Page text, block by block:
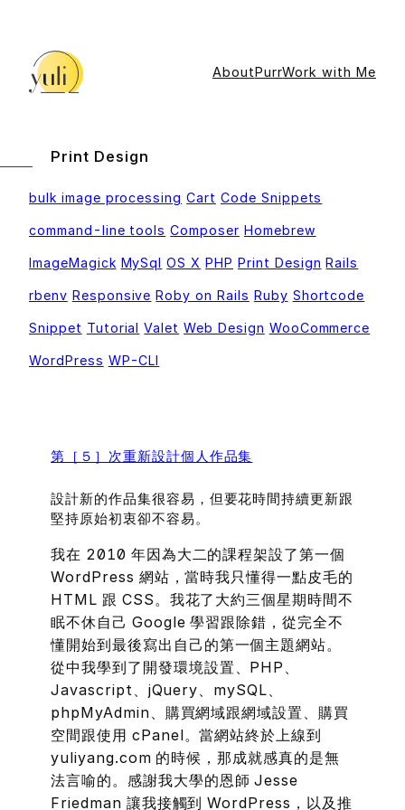
content
AboutPurrWork with Me
Print Design
bulk image processing Cart Code Snippets
command-line tools Composer Homebrew
ImageMagick MySql OS X PHP Print Design Rails
rbenv Responsive Roby on Rails Ruby Shortcode
Snippet Tutorial Valet Web Design WooCommerce
WordPress WP-CLI
第［５］次重新設計個人作品集
設計新的作品集很容易，但要花時間持續更新跟
堅持原始初衷卻不容易。
我在 2010 年因為大二的課程架設了第一個
WordPress 網站，當時我只懂得一點皮毛的
HTML 跟 CSS。我花了大約三個星期時間不
眠不休自己 Google 學習跟除錯，從完全不
懂開始到最後寫出自己的第一個主題網站。
從中我學到了開發環境設置、PHP、
Javascript、jQuery、mySQL、
phpMyAdmin、購買網域跟網域設置、購買
空間跟使用 cPanel。當網站終於上線到
yuliyang.com 的時候，那成就感真的是無
法言喻的。感謝我大學的恩師 Jesse
Friedman 讓我接觸到 WordPress，以及推